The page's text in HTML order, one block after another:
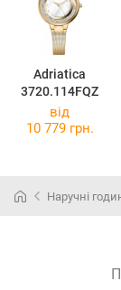
Adriatica
3720.114FQZ
від
10 779 грн.
Наручні